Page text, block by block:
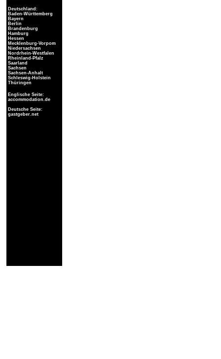
Deutschland:
Baden-Württemberg
Bayern
Berlin
Brandenburg
Hamburg
Hessen
Mecklenburg-Vorpom
Niedersachsen
Nordrhein-Westfalen
Rheinland-Pfalz
Saarland
Sachsen
Sachsen-Anhalt
Schleswig-Holstein
Thüringen
Englische Seite:
accommodation.de
Deutsche Seite:
gastgeber.net